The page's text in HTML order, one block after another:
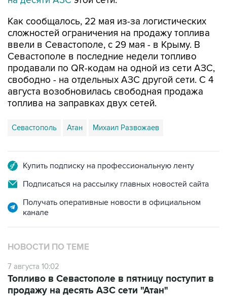
Как сообщалось, 22 мая из-за логистических
сложностей ограничения на продажу топлива
ввели в Севастополе, с 29 мая - в Крыму. В
Севастополе в последние недели топливо
продавали по QR-кодам на одной из сети АЗС,
свободно - на отдельных АЗС другой сети. С 4
августа возобновилась свободная продажа
топлива на заправках двух сетей.
Севастополь Атан Михаил Развожаев
Купить подписку на профессиональную ленту
Подписаться на рассылку главных новостей сайта
Получать оперативные новости в официальном
канале
НОВОСТИ ПО ТЕМЕ
7 августа 10:02
Топливо в Севастополе в пятницу поступит в
продажу на десять АЗС сети "Атан"